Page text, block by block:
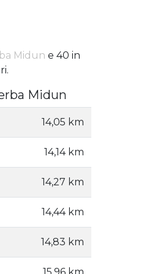
Midun e 40 in
Midun
14,05 km
14,14 km
14,27 km
14,44 km
14,83 km
15,96 km